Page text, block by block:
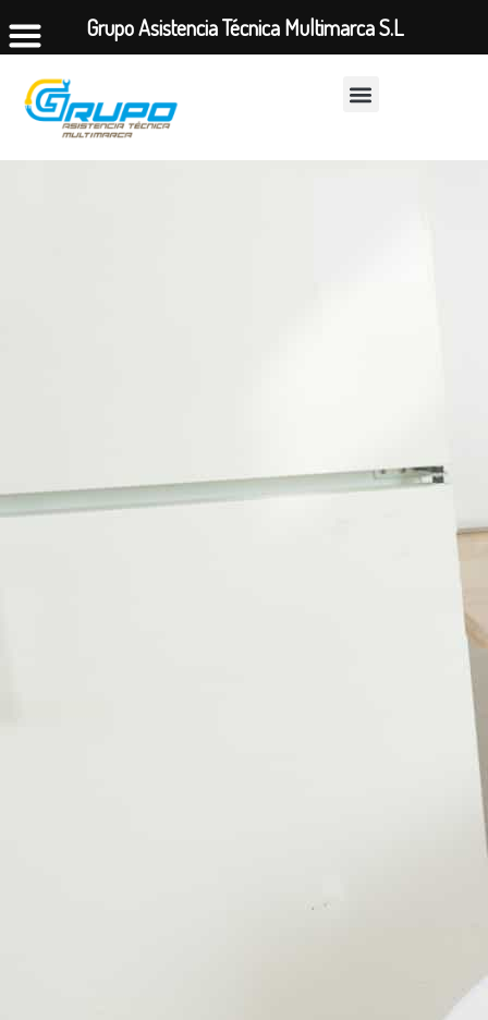
Grupo Asistencia Técnica Multimarca S.L